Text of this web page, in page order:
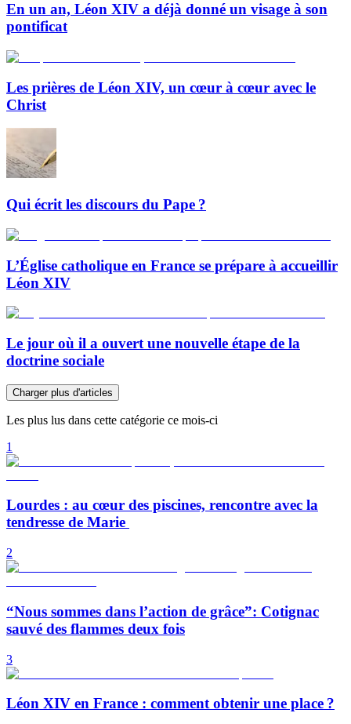
En un an, Léon XIV a déjà donné un visage à son
pontificat
Les prières de Léon XIV, un cœur à cœur avec le
Christ
Qui écrit les discours du Pape ?
L’Église catholique en France se prépare à accueillir
Léon XIV
Le jour où il a ouvert une nouvelle étape de la
doctrine sociale
Charger plus d'articles
Les plus lus dans cette catégorie ce mois-ci
1
Lourdes : au cœur des piscines, rencontre avec la
tendresse de Marie
2
“Nous sommes dans l’action de grâce”: Cotignac
sauvé des flammes deux fois
3
Léon XIV en France : comment obtenir une place ?